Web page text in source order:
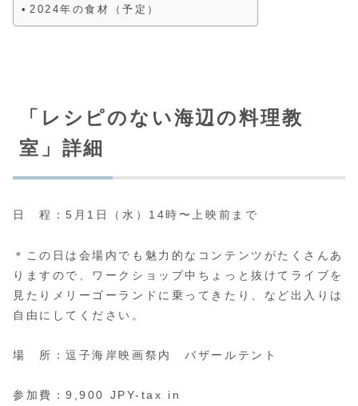
2024年の食材（予定）
「レシピのない海辺の料理教
室」詳細
日 程：5月1日（水）14時〜上映前まで
＊この日は会場内でも魅力的なコンテンツがたくさんあ
りますので、ワークショップ中ちょっと抜けてライブを
見たりメリーゴーランドに乗ってきたり、など出入りは
自由にしてください。
場 所：逗子海岸映画祭内 バザールテント
参加費：9,900 JPY-tax in